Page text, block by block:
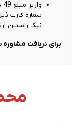
نیک راستین
برای دریافت مشاوره